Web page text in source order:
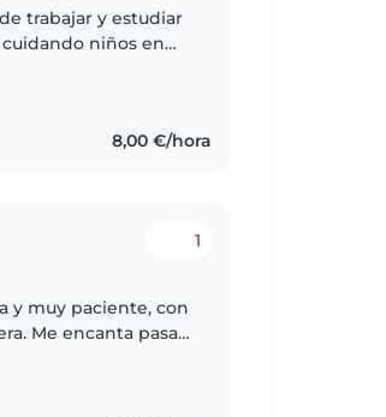
trabajar y estudiar
niños en
8,00 €/hora
1
y muy paciente, con
Me encanta pasar